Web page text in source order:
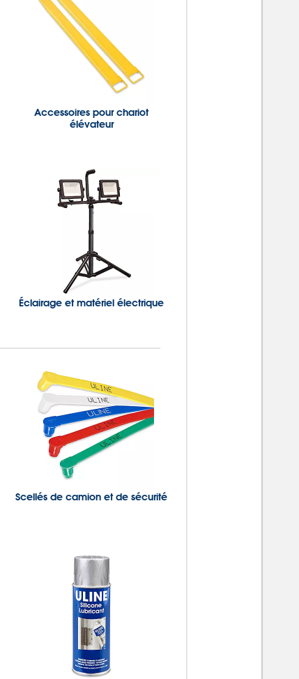
Accessoires pour chariot
élévateur
Éclairage et matériel électrique
Scellés de camion et de sécurité